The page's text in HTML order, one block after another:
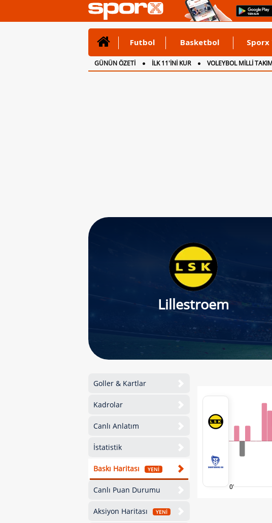
Futbol Basketbol Sporx
GÜNÜN ÖZETİ İLK 11'İNİ KUR VOLEYBOL MİLLİ
CANLI ANLATIM
İNGİLTERE
Lillestroem
Goller & Kartlar
Kadrolar
Canlı Anlatım
İstatistik
Baskı Haritası YENİ
Canlı Puan Durumu
Aksiyon Haritası YENİ
0'